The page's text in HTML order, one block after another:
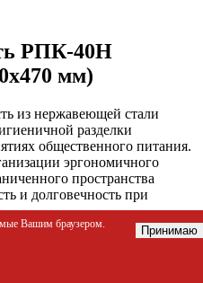
РПК-40Н
мм)
из нержавеющей стали
разделки
общественного питания.
эргономичного
пространства
и долговечность при
Вашим браузером.
Принимаю